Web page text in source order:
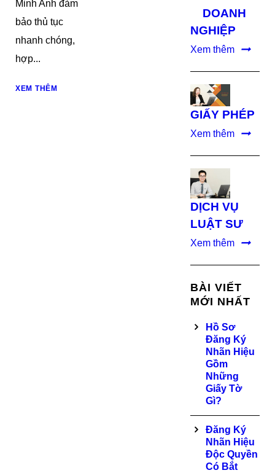
Minh Anh đảm
bảo thủ tục
nhanh chóng,
hợp...
XEM THÊM
DOANH
NGHIỆP
Xem thêm
GIẤY PHÉP
Xem thêm
DỊCH VỤ
LUẬT SƯ
Xem thêm
BÀI VIẾT
MỚI NHẤT
Hồ Sơ
Đăng Ký
Nhãn Hiệu
Gồm
Những
Giấy Tờ
Gì?
Đăng Ký
Nhãn Hiệu
Độc Quyền
Có Bắt